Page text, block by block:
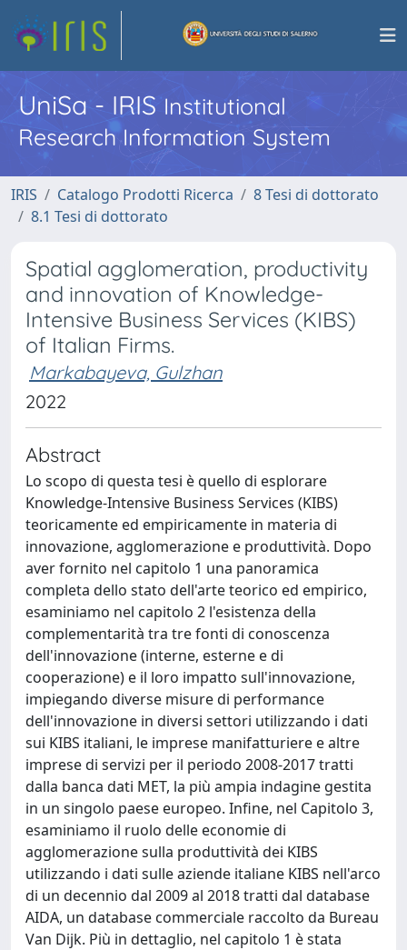
UniSa - IRISInstitutional
Research Information System
IRIS Catalogo Prodotti Ricerca
8 Tesi di dottorato
8.1 Tesi di dottorato
Spatial agglomeration, productivity
and innovation of Knowledge-
Intensive Business Services (KIBS)
of Italian Firms.
Markabayeva, Gulzhan
2022
Abstract
Lo scopo di questa tesi è quello di esplorare
Knowledge-Intensive Business Services (KIBS)
teoricamente ed empiricamente in materia di
innovazione, agglomerazione e produttività. Dopo
aver fornito nel capitolo 1 una panoramica
completa dello stato dell'arte teorico ed empirico,
esaminiamo nel capitolo 2 l'esistenza della
complementarità tra tre fonti di conoscenza
dell'innovazione (interne, esterne e di
cooperazione) e il loro impatto sull'innovazione,
impiegando diverse misure di performance
dell'innovazione in diversi settori utilizzando i dati
sui KIBS italiani, le imprese manifatturiere e altre
imprese di servizi per il periodo 2008-2017 tratti
dalla banca dati MET, la più ampia indagine gestita
in un singolo paese europeo. Infine, nel Capitolo 3,
esaminiamo il ruolo delle economie di
agglomerazione sulla produttività dei KIBS
utilizzando i dati sulle aziende italiane KIBS nell'arco
di un decennio dal 2009 al 2018 tratti dal database
AIDA, un database commerciale raccolto da Bureau
Van Dijk. Più in dettaglio, nel capitolo 1 è stata